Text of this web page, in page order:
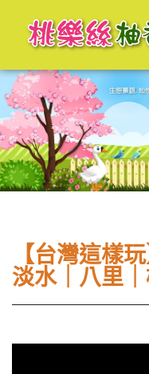
【台灣這樣
淡水｜八里